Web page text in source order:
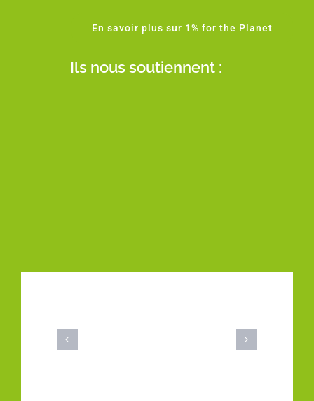
En savoir plus sur 1% for the Planet
Ils nous soutiennent :